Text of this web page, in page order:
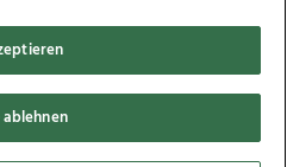
Zeitungs GmbH & Co KG
by11x11.net